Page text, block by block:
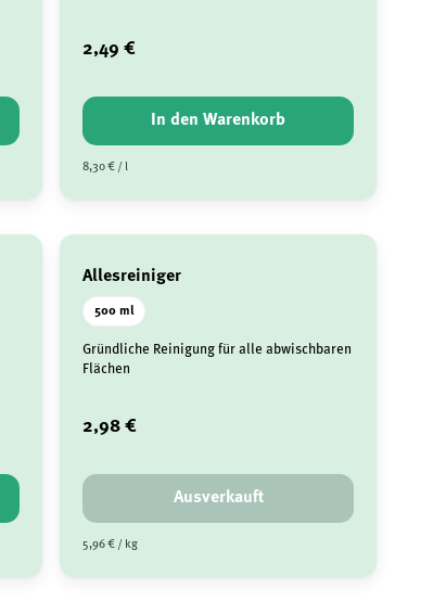
2,49 €
In den Warenkorb
8,30 € / l
Allesreiniger
500 ml
Gründliche Reinigung für alle abwischbaren
Flächen
2,98 €
Ausverkauft
5,96 € / kg